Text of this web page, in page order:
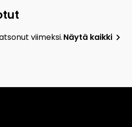
viimeksi.Näytä kaikki